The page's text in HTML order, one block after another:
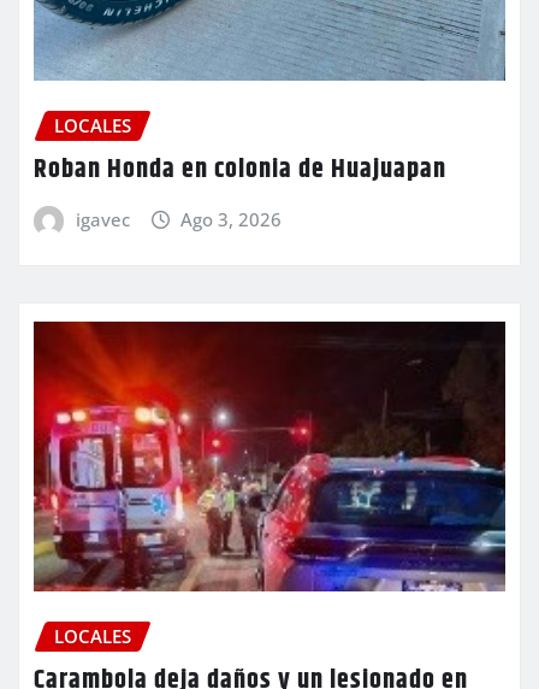
LOCALES
Roban Honda en colonia de Huajuapan
igavec Ago 3, 2026
LOCALES
Carambola deja daños y un lesionado en